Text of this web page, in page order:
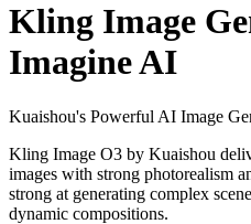
Kling Image
Imagine AI
Kuaishou's Powerful AI Image
Kling Image O3 by Kuaishou
images with strong photorealism
strong at generating complex
dynamic compositions.